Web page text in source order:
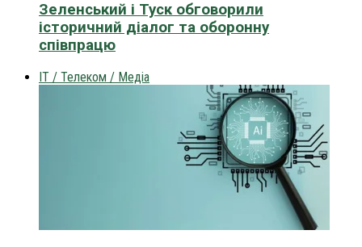
Зеленський і Туск обговорили
історичний діалог та оборонну
співпрацю
IT / Телеком / Медіа